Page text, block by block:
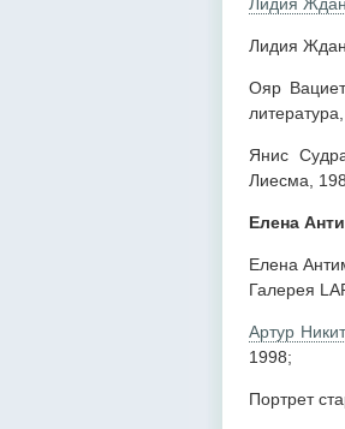
Лидия
Ояр
Янис
Лиесма,
Елена
Елена
Галерея
Артур
1998;
Портрет